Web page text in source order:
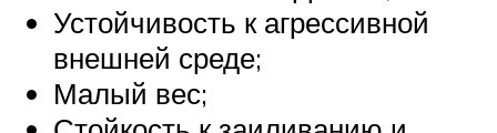
Устойчивость к агрессивной
внешней среде;
Малый вес;